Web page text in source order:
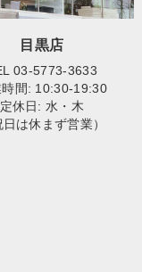
目黒店
03-5773-3633
時間: 10:30-19:30
定休日: 水・木
日は休まず営業）